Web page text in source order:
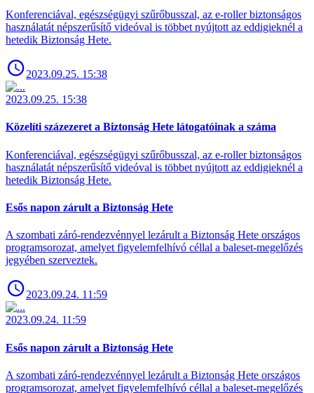
Konferenciával, egészségügyi szűrőbusszal, az e-roller biztonságos
használatát népszerűsítő videóval is többet nyújtott az eddigieknél a
hetedik Biztonság Hete.
2023.09.25. 15:38
2023.09.25. 15:38
Közelíti százezeret a Biztonság Hete látogatóinak a száma
Konferenciával, egészségügyi szűrőbusszal, az e-roller biztonságos
használatát népszerűsítő videóval is többet nyújtott az eddigieknél a
hetedik Biztonság Hete.
Esős napon zárult a Biztonság Hete
A szombati záró-rendezvénnyel lezárult a Biztonság Hete országos
programsorozat, amelyet figyelemfelhívó céllal a baleset-megelőzés
jegyében szerveztek.
2023.09.24. 11:59
2023.09.24. 11:59
Esős napon zárult a Biztonság Hete
A szombati záró-rendezvénnyel lezárult a Biztonság Hete országos
programsorozat, amelyet figyelemfelhívó céllal a baleset-megelőzés